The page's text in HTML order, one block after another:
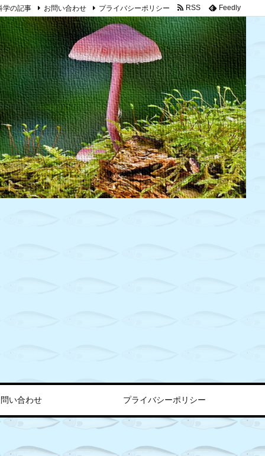
い合わせ プライバシーポリシー
学の記事 お問い合わせ プライバシーポリシー RSS Feedly